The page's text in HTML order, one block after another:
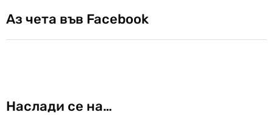
Аз чета във Facebook
Наслади се на…